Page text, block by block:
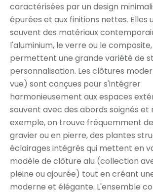
caractérisées par un design
épurées et aux finitions nettes. Elles
souvent des matériaux
l'aluminium, le verre ou le
permettent une grande variété de
personnalisation. Les clôtures
vue) sont conçues pour s'intégrer
harmonieusement aux espaces
souvent avec des abords soignés et
exemple, on trouve fréquemment
gravier ou en pierre, des plantes
éclairages intégrés qui mettent en
modèle de clôture alu (collection
pleine ou ajourée) tout en créant
moderne et élégante. L'ensemble